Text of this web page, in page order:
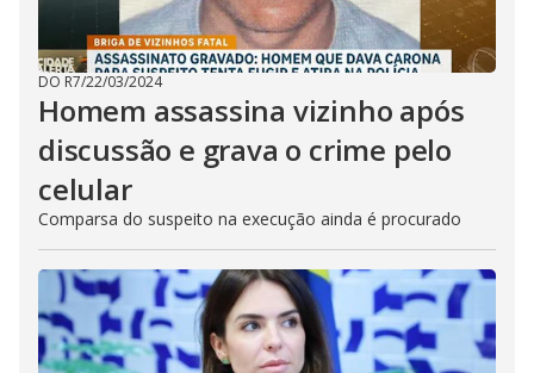
DO R7/22/03/2024
Homem assassina vizinho após
discussão e grava o crime pelo
celular
Comparsa do suspeito na execução ainda é procurado